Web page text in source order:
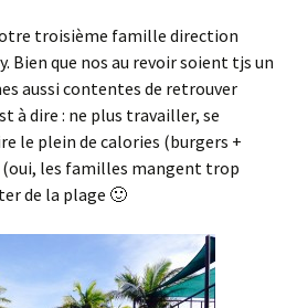
troisième famille direction
Bien que nos au revoir soient tjs un
aussi contentes de retrouver
à dire : ne plus travailler, se
le plein de calories (burgers +
les familles mangent trop
de la plage 🙂